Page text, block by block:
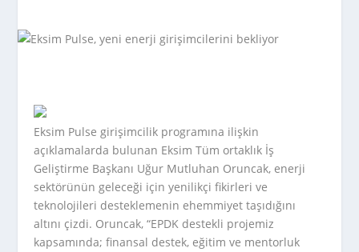
Eksim Pulse girişimcilik programına ilişkin
açıklamalarda bulunan Eksim Tüm ortaklık İş
Geliştirme Başkanı Uğur Mutluhan Oruncak, enerji
sektörünün geleceği için yenilikçi fikirleri ve
teknolojileri desteklemenin ehemmiyet taşıdığını
altını çizdi. Oruncak, “EPDK destekli projemiz
kapsamında; finansal destek, eğitim ve mentorluk